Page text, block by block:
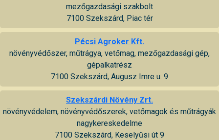
mezőgazdasági szakbolt
7100 Szekszárd, Piac tér
Pécsi Agroker Kft.
növényvédőszer, műtrágya, vetőmag, mezőgazdasági gép,
gépalkatrész
7100 Szekszárd, Augusz Imre u. 9
Szekszárdi Növény Zrt.
növényvédelem, növényvédőszerek, vetőmagok és műtrágyák
nagykereskedelme
7100 Szekszárd, Keselyűsi út 9